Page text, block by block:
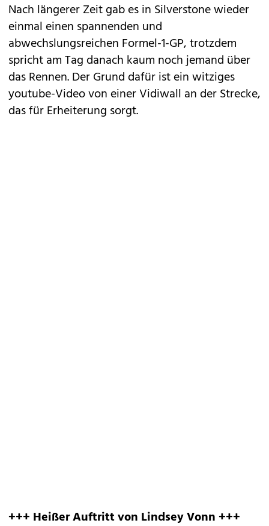
Nach längerer Zeit gab es in Silverstone wieder
einmal einen spannenden und
abwechslungsreichen Formel-1-GP, trotzdem
spricht am Tag danach kaum noch jemand über
das Rennen. Der Grund dafür ist ein witziges
youtube-Video von einer Vidiwall an der Strecke,
das für Erheiterung sorgt.
+++ Heißer Auftritt von Lindsey Vonn +++